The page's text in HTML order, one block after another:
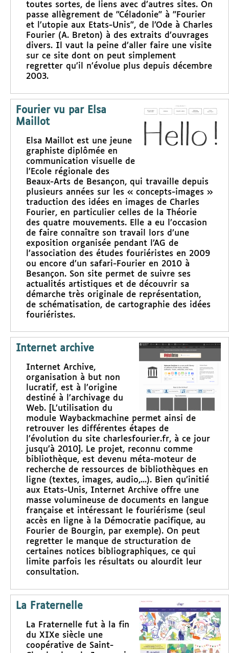
toutes sortes, de liens avec d’autres sites. On
passe allègrement de "Céladonie" à "Fourier
et l’utopie aux Etats-Unis", de l’Ode à Charles
Fourier (A. Breton) à des extraits d’ouvrages
divers. Il vaut la peine d’aller faire une visite
sur ce site dont on peut simplement
regretter qu’il n’évolue plus depuis décembre
2003.
Fourier vu par Elsa
Maillot
Elsa Maillot est une jeune
graphiste diplômée en
communication visuelle de
l’Ecole régionale des
Beaux-Arts de Besançon, qui travaille depuis
plusieurs années sur les « concepts-images »
traduction des idées en images de Charles
Fourier, en particulier celles de la Théorie
des quatre mouvements. Elle a eu l’occasion
de faire connaître son travail lors d’une
exposition organisée pendant l’AG de
l’association des études fouriéristes en 2009
ou encore d’un safari-Fourier en 2010 à
Besançon. Son site permet de suivre ses
actualités artistiques et de découvrir sa
démarche très originale de représentation,
de schématisation, de cartographie des idées
fouriéristes.
Internet archive
Internet Archive,
organisation à but non
lucratif, est à l’origine
destiné à l’archivage du
Web. [L’utilisation du
module Waybackmachine permet ainsi de
retrouver les différentes étapes de
l’évolution du site charlesfourier.fr, à ce jour
jusqu’à 2010]. Le projet, reconnu comme
bibliothèque, est devenu méta-moteur de
recherche de ressources de bibliothèques en
ligne (textes, images, audio,...). Bien qu’initié
aux Etats-Unis, Internet Archive offre une
masse volumineuse de documents en langue
française et intéressant le fouriérisme (seul
accès en ligne à la Démocratie pacifique, au
Fourier de Bourgin, par exemple). On peut
regretter le manque de structuration de
certaines notices bibliographiques, ce qui
limite parfois les résultats ou alourdit leur
consultation.
La Fraternelle
La Fraternelle fut à la fin
du XIXe siècle une
coopérative de Saint-